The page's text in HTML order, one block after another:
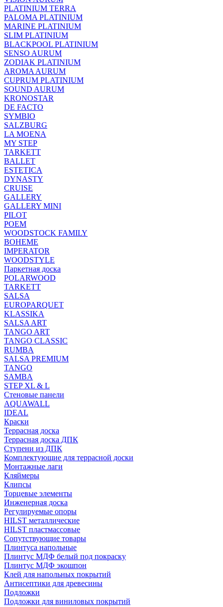
PLATINIUM TERRA
PALOMA PLATINIUM
MARINE PLATINIUM
SLIM PLATINIUM
BLACKPOOL PLATINIUM
SENSO AURUM
ZODIAK PLATINIUM
AROMA AURUM
CUPRUM PLATINIUM
SOUND AURUM
KRONOSTAR
DE FACTO
SYMBIO
SALZBURG
LA MOENA
MY STEP
TARKETT
BALLET
ESTETICA
DYNASTY
CRUISE
GALLERY
GALLERY MINI
PILOT
POEM
WOODSTOCK FAMILY
BOHEME
IMPERATOR
WOODSTYLE
Паркетная доска
POLARWOOD
TARKETT
SALSA
EUROPARQUET
KLASSIKA
SALSA ART
TANGO ART
TANGO CLASSIC
RUMBA
SALSA PREMIUM
TANGO
SAMBA
STEP XL & L
Стеновые панели
AQUAWALL
IDEAL
Краски
Террасная доска
Террасная доска ДПК
Ступени из ДПК
Комплектующие для террасной доски
Монтажные лаги
Кляймеры
Клипсы
Торцевые элементы
Инженерная доска
Регулируемые опоры
HILST металлические
HILST пластмассовые
Сопутствующие товары
Плинтуса напольные
Плинтус МДФ белый под покраску
Плинтус МДФ экошпон
Клей для напольных покрытий
Антисептики для древесины
Подложки
Подложки для виниловых покрытий